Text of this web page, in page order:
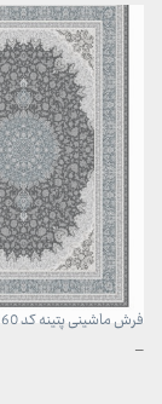
فرش ماشینی پتینه کد sc160
–محدوده